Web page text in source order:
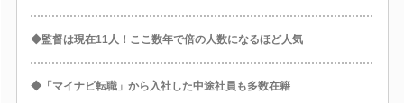
◆監督は現在11人！ここ数年で倍の人数になるほど人気
◆「マイナビ転職」から入社した中途社員も多数在籍